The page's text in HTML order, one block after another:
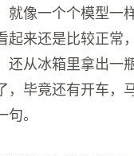
就像一个个模型一
起来还是比较正常
还从冰箱里拿出一
，毕竟还有开车，
。